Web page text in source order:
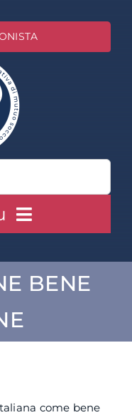
RAI
BENE
come bene